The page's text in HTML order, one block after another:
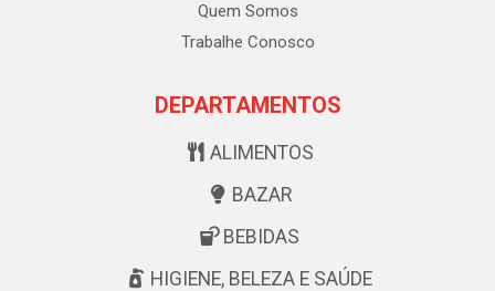
Quem Somos
Trabalhe Conosco
DEPARTAMENTOS
ALIMENTOS
BAZAR
BEBIDAS
HIGIENE, BELEZA E SAÚDE